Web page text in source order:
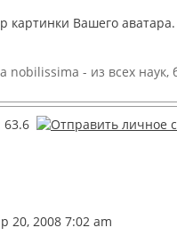
картинки Вашего аватара.
- из всех наук,
20, 2008 7:02 am